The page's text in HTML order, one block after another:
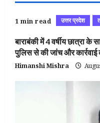
1 min read उत्तर प्रदेश
बाराबंकी में 4 वर्षीय छात्रा
पुलिस से की जांच और कार्रवाई
Himanshi Mishra